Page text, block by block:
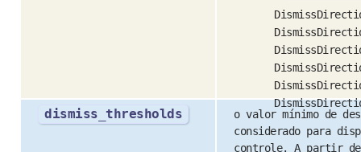
dismiss_thresholds
o valor mínimo de
considerado para
controle. A partir